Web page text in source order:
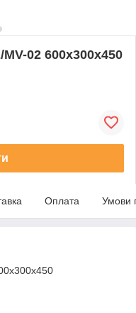
02 600х300х450
Оплата Умови